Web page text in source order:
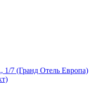
1/7 (Гранд Отель Европа)